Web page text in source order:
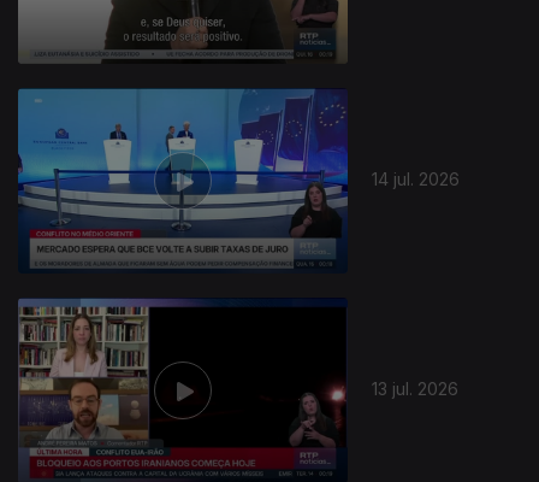
14 jul. 2026
13 jul. 2026